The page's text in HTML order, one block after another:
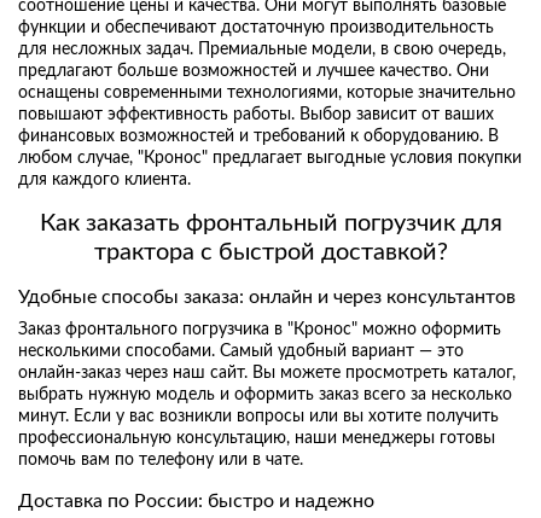
соотношение цены и качества. Они могут выполнять базовые
функции и обеспечивают достаточную производительность
для несложных задач. Премиальные модели, в свою очередь,
предлагают больше возможностей и лучшее качество. Они
оснащены современными технологиями, которые значительно
повышают эффективность работы. Выбор зависит от ваших
финансовых возможностей и требований к оборудованию. В
любом случае, "Кронос" предлагает выгодные условия покупки
для каждого клиента.
Как заказать фронтальный погрузчик для
трактора с быстрой доставкой?
Удобные способы заказа: онлайн и через консультантов
Заказ фронтального погрузчика в "Кронос" можно оформить
несколькими способами. Самый удобный вариант — это
онлайн-заказ через наш сайт. Вы можете просмотреть каталог,
выбрать нужную модель и оформить заказ всего за несколько
минут. Если у вас возникли вопросы или вы хотите получить
профессиональную консультацию, наши менеджеры готовы
помочь вам по телефону или в чате.
Доставка по России: быстро и надежно